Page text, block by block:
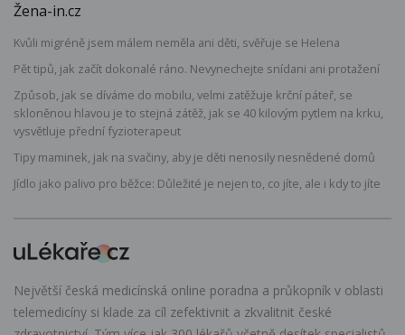
Žena-in.cz
Kvůli migréně jsem málem neměla ani děti, svěřuje se Helena
Pět tipů, jak začít dokonalé ráno. Nevynechejte snídani ani protažení
Způsob, jak se díváme do mobilu, velmi zatěžuje krční páteř, se
skloněnou hlavou je to stejná zátěž, jak se 40 kilovým pytlem na krku,
vysvětluje přední fyzioterapeut
Tipy maminek, jak na svačiny, aby je děti nenosily nesnědené domů
Jídlo jako palivo pro běžce: Důležité je nejen to, co jíte, ale i kdy to jíte
Největší česká medicínská online poradna a průkopník v oblasti
telemedicíny si klade za cíl zefektivnit a zkvalitnit české